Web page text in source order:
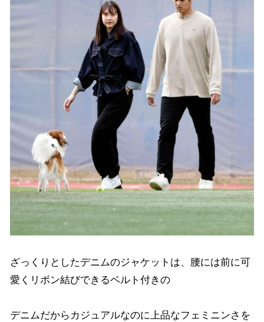
ざっくりとしたデニムのジャケットは、腰には前に可
愛くリボン結びできるベルト付きの
デニムだからカジュアルなのに上品なフェミニンさを